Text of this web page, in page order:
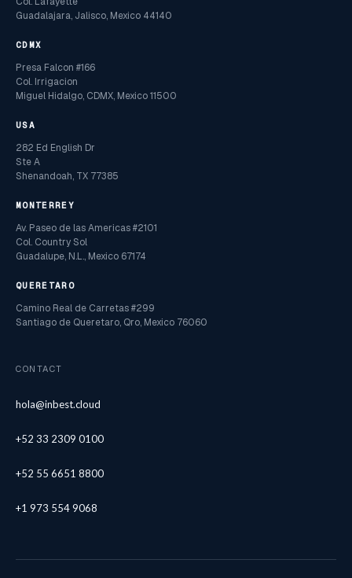
Guadalajara, Jalisco, Mexico 44140
CDMX
Presa Falcon #166
Col. Irrigacion
Miguel Hidalgo, CDMX, Mexico 11500
USA
282 Ed English Dr
Ste A
Shenandoah, TX 77385
MONTERREY
Av. Paseo de las Americas #2101
Col. Country Sol
Guadalupe, N.L., Mexico 67174
QUERETARO
Camino Real de Carretas #299
Santiago de Queretaro, Qro, Mexico 76060
CONTACT
hola@inbest.cloud
+52 33 2309 0100
+52 55 6651 8800
+1 973 554 9068